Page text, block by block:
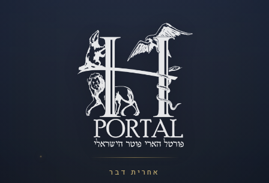
אחרית דבר